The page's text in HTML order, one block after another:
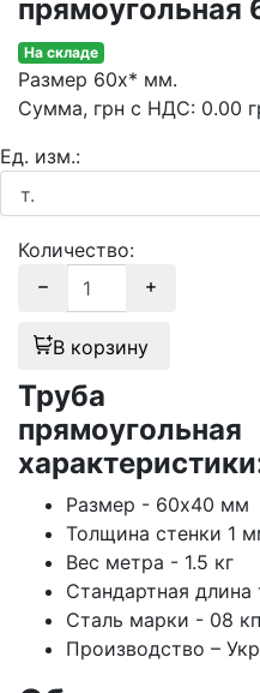
прямоугольная
На складе
Размер 60х* мм.
Сумма, грн с НДС: 0.00
Ед. изм.:
Количество:
В корзину
Труба
Размер - 60х40 мм
Толщина стенки 1
Вес метра - 1.5 кг
Стандартная
Сталь марки - 08 кп
Производство –